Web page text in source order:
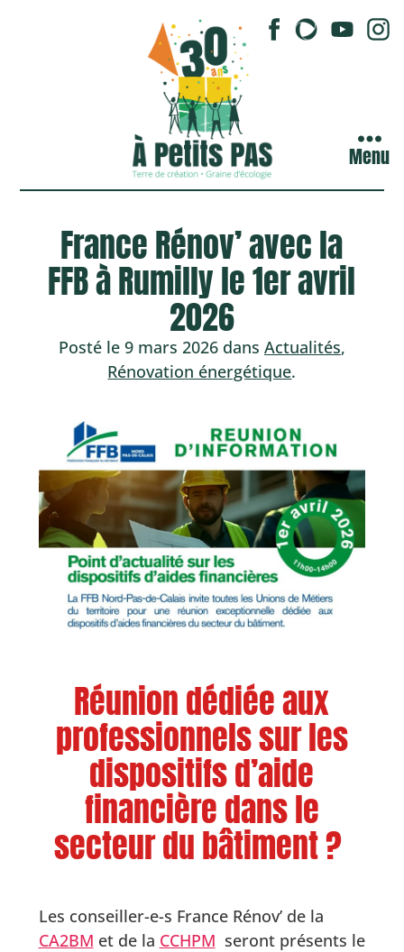
Menu
France Rénov’ avec la
FFB à Rumilly le 1er avril
2026
Posté le 9 mars 2026 dans Actualités,
Rénovation énergétique.
Réunion dédiée aux
professionnels sur les
dispositifs d’aide
financière dans le
secteur du bâtiment ?
Les conseiller-e-s France Rénov’ de la
CA2BM et de la CCHPM seront présents le